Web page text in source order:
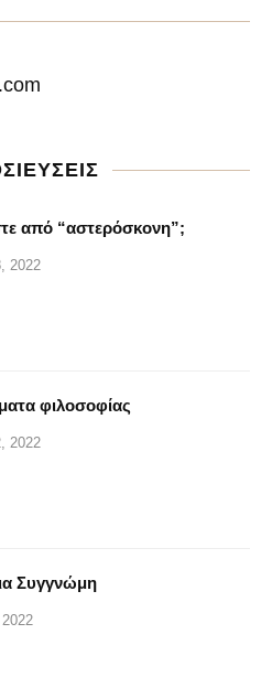
από “αστερόσκονη”;
2022
φιλοσοφίας
2022
Συγγνώμη